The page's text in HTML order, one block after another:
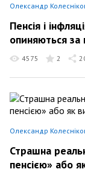
Олександр
Пенсія і
опиняються за
4575 2
Олександр
Страшна
пенсією» або